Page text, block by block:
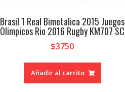
Brasil 1 Real Bimetalica 2015 Juegos
Olimpicos Rio 2016 Rugby KM707 SC
$3750
Añadir al carrito